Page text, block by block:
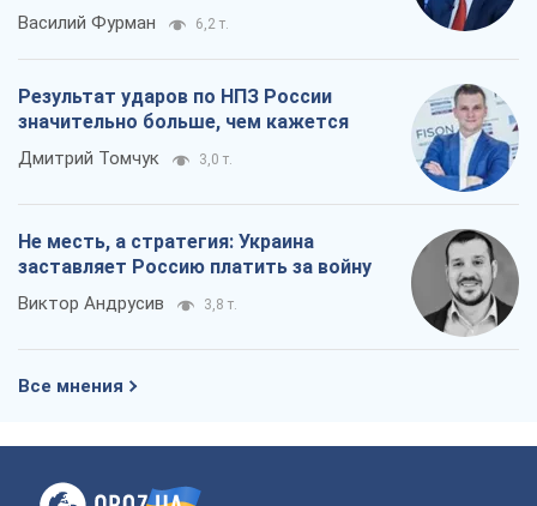
Василий Фурман 6,2 т.
Результат ударов по НПЗ России
значительно больше, чем кажется
Дмитрий Томчук 3,0 т.
Не месть, а стратегия: Украина
заставляет Россию платить за войну
Виктор Андрусив 3,8 т.
Все мнения